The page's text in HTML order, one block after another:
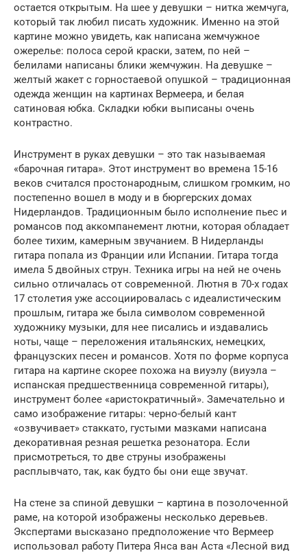
остается открытым. На шее у девушки – нитка жемчуга,
который так любил писать художник. Именно на этой
картине можно увидеть, как написана жемчужное
ожерелье: полоса серой краски, затем, по ней –
белилами написаны блики жемчужин. На девушке –
желтый жакет с горностаевой опушкой – традиционная
одежда женщин на картинах Вермеера, и белая
сатиновая юбка. Складки юбки выписаны очень
контрастно.
Инструмент в руках девушки – это так называемая
«барочная гитара». Этот инструмент во времена 15-16
веков считался простонародным, слишком громким, но
постепенно вошел в моду и в бюргерских домах
Нидерландов. Традиционным было исполнение пьес и
романсов под аккомпанемент лютни, которая обладает
более тихим, камерным звучанием. В Нидерланды
гитара попала из Франции или Испании. Гитара тогда
имела 5 двойных струн. Техника игры на ней не очень
сильно отличалась от современной. Лютня в 70-х годах
17 столетия уже ассоциировалась с идеалистическим
прошлым, гитара же была символом современной
художнику музыки, для нее писались и издавались
ноты, чаще – переложения итальянских, немецких,
французских песен и романсов. Хотя по форме корпуса
гитара на картине скорее похожа на виуэлу (виуэла –
испанская предшественница современной гитары),
инструмент более «аристократичный». Замечательно и
само изображение гитары: черно-белый кант
«озвучивает» стаккато, густыми мазками написана
декоративная резная решетка резонатора. Если
присмотреться, то две струны изображены
расплывчато, так, как будто бы они еще звучат.
На стене за спиной девушки – картина в позолоченной
раме, на которой изображены несколько деревьев.
Экспертами высказано предположение что Вермеер
использовал работу Питера Янса ван Аста «Лесной вид